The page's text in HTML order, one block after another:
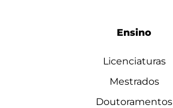
Ensino
Licenciaturas
Mestrados
Doutoramentos